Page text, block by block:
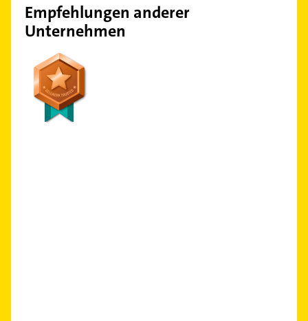
Empfehlungen anderer
Unternehmen